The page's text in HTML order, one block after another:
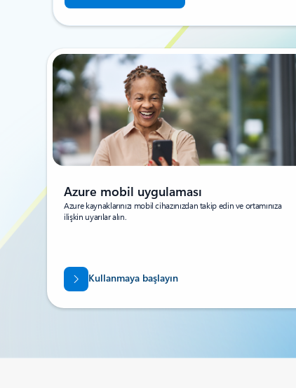
Azure mobil uygulaması
Azure kaynaklarınızı mobil cihazınızdan takip edin ve ortamınıza
ilişkin uyarılar alın.
Kullanmaya başlayın